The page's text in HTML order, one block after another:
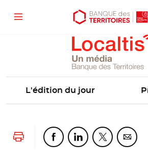
Aller
Aller
Ouvrir
d'accessibilité
Menu
Localtis
L'édition du jour
Lancer l'impressionPartager cette page sur
Partager cette
Partager